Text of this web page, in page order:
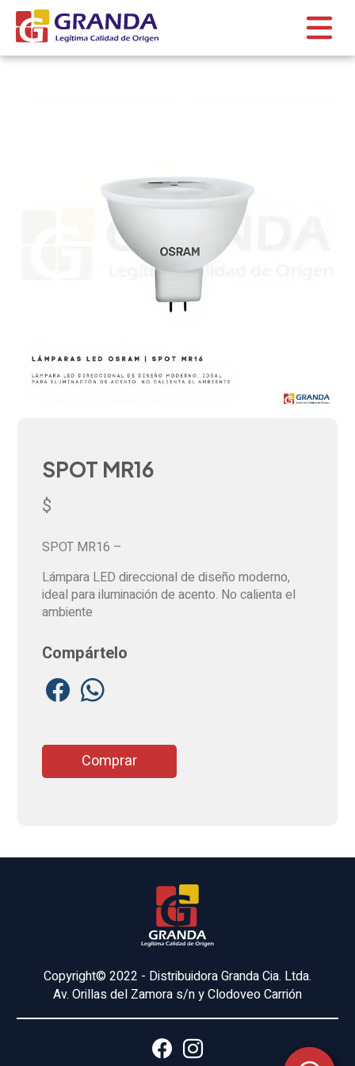
SPOT MR16
$
SPOT MR16 –
Lámpara LED direccional de diseño moderno,
ideal para iluminación de acento. No calienta el
ambiente
Compártelo
Comprar
Copyright© 2022 - Distribuidora Granda Cia. Ltda.
Av. Orillas del Zamora s/n y Clodoveo Carrión